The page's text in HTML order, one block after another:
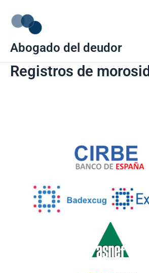
contenido
Abogado del deudor
Registros de